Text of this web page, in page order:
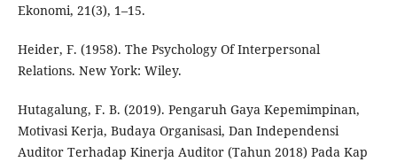
Ekonomi, 21(3), 1–15.
Heider, F. (1958). The Psychology Of Interpersonal
Relations. New York: Wiley.
Hutagalung, F. B. (2019). Pengaruh Gaya Kepemimpinan,
Motivasi Kerja, Budaya Organisasi, Dan Independensi
Auditor Terhadap Kinerja Auditor (Tahun 2018) Pada Kap